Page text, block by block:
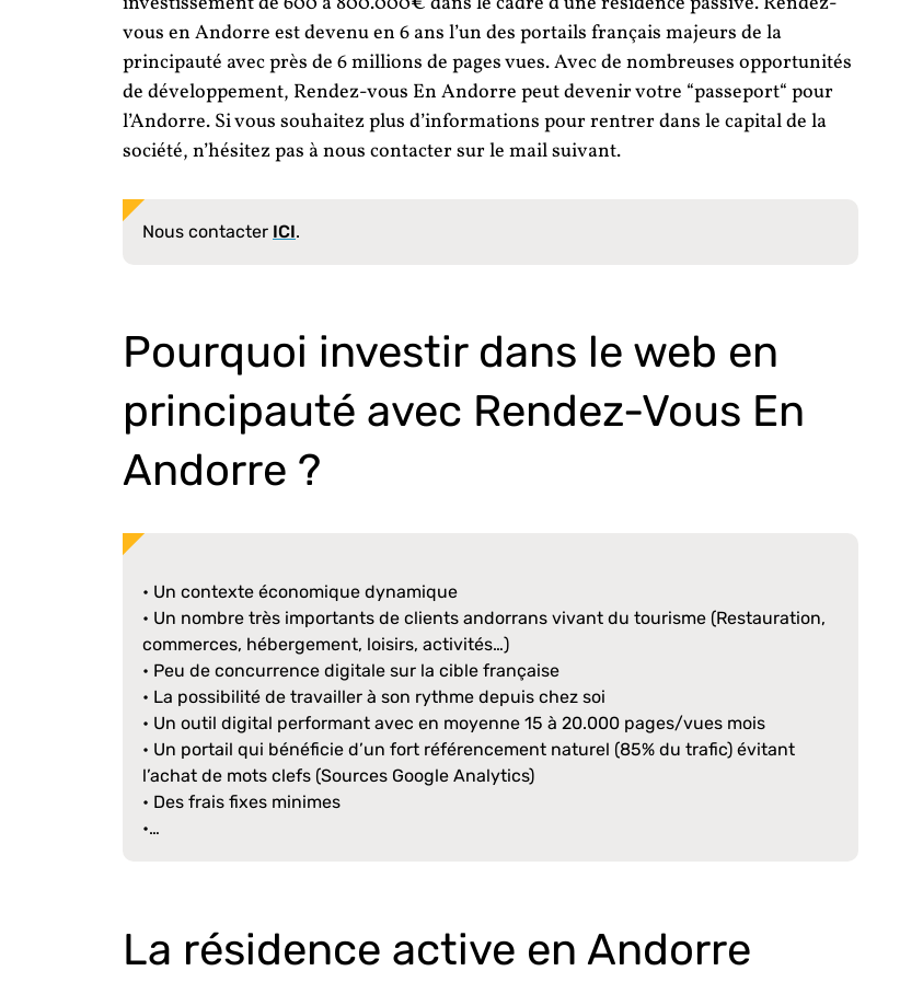
vous en Andorre est devenu en 6 ans l’un des portails français majeurs de la
principauté avec près de 6 millions de pages vues. Avec de nombreuses opportunités
de développement, Rendez-vous En Andorre peut devenir votre “passeport“ pour
l’Andorre. Si vous souhaitez plus d’informations pour rentrer dans le capital de la
société, n’hésitez pas à nous contacter sur le mail suivant.
Nous contacter ICI.
Pourquoi investir dans le web en
principauté avec Rendez-Vous En
Andorre ?
• Un contexte économique dynamique
• Un nombre très importants de clients andorrans vivant du tourisme (Restauration,
commerces, hébergement, loisirs, activités…)
• Peu de concurrence digitale sur la cible française
• La possibilité de travailler à son rythme depuis chez soi
• Un outil digital performant avec en moyenne 15 à 20.000 pages/vues mois
• Un portail qui bénéficie d’un fort référencement naturel (85% du trafic) évitant
l’achat de mots clefs (Sources Google Analytics)
• Des frais fixes minimes
•…
La résidence active en Andorre